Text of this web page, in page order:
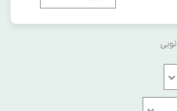
نوبی